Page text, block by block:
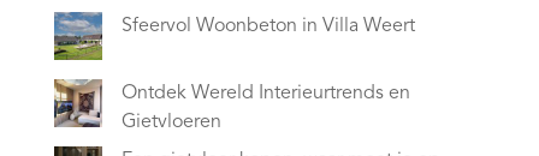
Sfeervol Woonbeton in Villa Weert
Ontdek Wereld Interieurtrends en
Gietvloeren